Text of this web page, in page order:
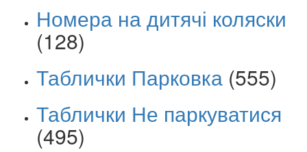
Номера на дитячі коляски
(128)
Таблички Парковка (555)
Таблички Не паркуватися
(495)